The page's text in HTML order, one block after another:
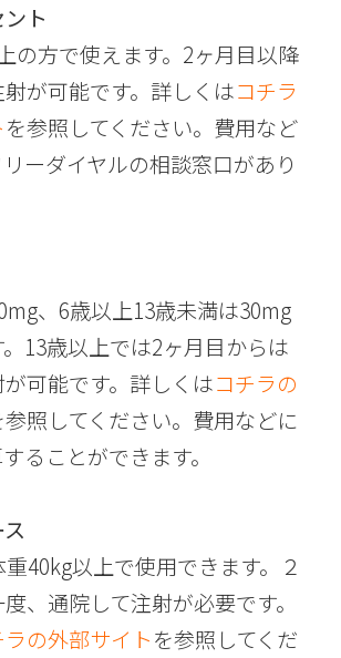
ト
の方で使えます。2ヶ月目以降
が可能です。詳しくはコチラ
を参照してください。費用など
ーダイヤルの相談窓口があり
、6歳以上13歳未満は30mg
13歳以上では2ヶ月目からは
可能です。詳しくはコチラの
参照してください。費用などに
ることができます。
40kg以上で使用できます。２
、通院して注射が必要です。
ラの外部サイトを参照してくだ